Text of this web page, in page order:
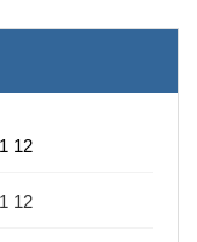
12
12